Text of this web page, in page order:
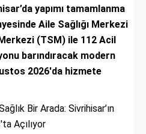
yapımı tamamlanma
Aile Sağlığı Merkezi
(TSM) ile 112 Acil
barındıracak modern
2026'da hizmete
Bir Arada: Sivrihisar’ın
Açılıyor